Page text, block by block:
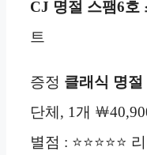
CJ 명절 스팸6호
트
증정 클래식 명절
단체, 1개 ￦
별점 : ⭐⭐⭐⭐⭐